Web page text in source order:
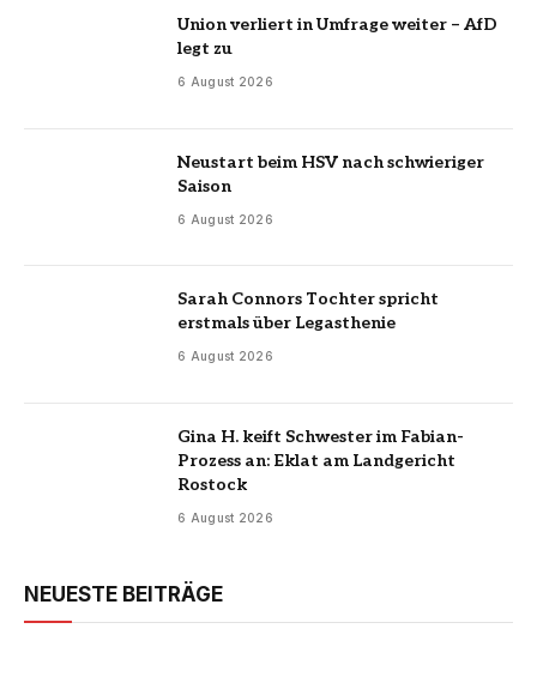
Union verliert in Umfrage weiter – AfD
legt zu
6 August 2026
Neustart beim HSV nach schwieriger
Saison
6 August 2026
Sarah Connors Tochter spricht
erstmals über Legasthenie
6 August 2026
Gina H. keift Schwester im Fabian-
Prozess an: Eklat am Landgericht
Rostock
6 August 2026
NEUESTE BEITRÄGE